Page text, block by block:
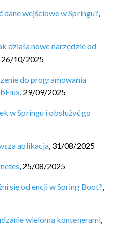
wejściowe w Springu?,
działa nowe narzędzie od
26/10/2025
do programowania
, 29/09/2025
w Springu i obsłużyć go
aplikacja, 31/08/2025
, 25/08/2025
się od encji w Spring Boot?,
wieloma kontenerami,